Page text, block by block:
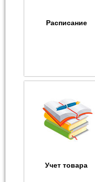
Расписание
Учет товара